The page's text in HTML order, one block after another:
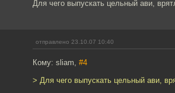
Для чего выпускать цельный ави,
отправлено 23.10.07 10:40
Кому: sliam, #4
> Для чего выпускать цельный ави,